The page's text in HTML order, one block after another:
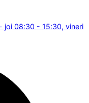
joi 08:30 - 15:30, vineri